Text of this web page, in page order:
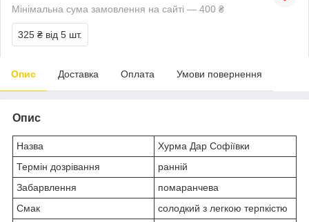
Мінімальна сума замовлення на сайті — 400 ₴
325 ₴ від 5 шт.
Опис Доставка Оплата Умови повернення
Опис
Назва
Хурма Дар Софіївки
Термін дозрівання
ранній
Забарвлення
помаранчева
Смак
солодкий з легкою терпкістю